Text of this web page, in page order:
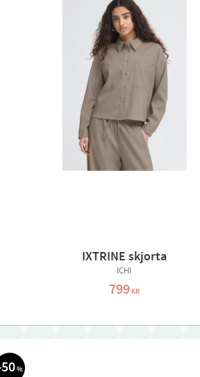
IXTRINE skjorta
ICHI
799KR
50%